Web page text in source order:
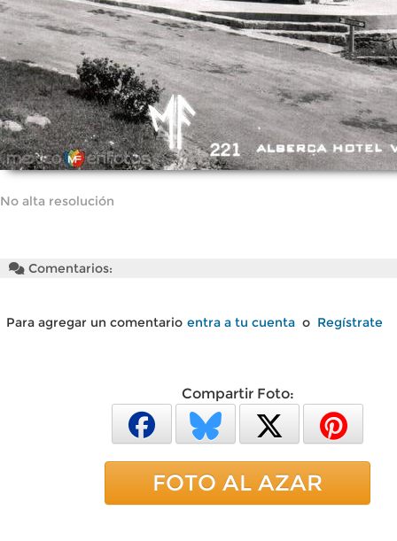
No alta resolución
Comentarios:
Para agregar un comentario entra a tu cuenta o Regístrate
Compartir Foto:
FOTO AL AZAR